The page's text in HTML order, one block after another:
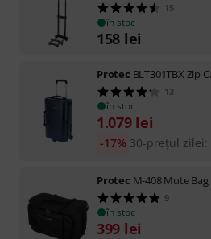
15
în stoc
158 lei
Protec BLT301TBX Zip
13
în stoc
1.079 lei
30-prețul zilei:
-17%
Protec M-408 Mute
9
în stoc
399 lei